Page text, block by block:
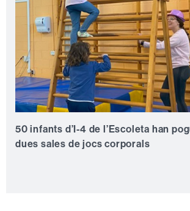
50 infants d’I-4 de l’Escoleta han
dues sales de jocs corporals